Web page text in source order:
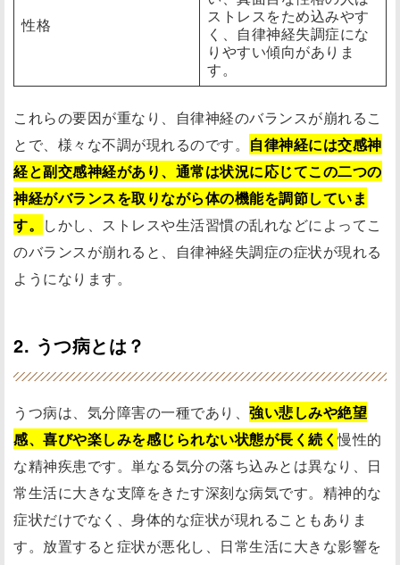
性格
ストレスをため込みやす
く、自律神経失調症にな
りやすい傾向がありま
す。
これらの要因が重なり、自律神経のバランスが崩れるこ
とで、様々な不調が現れるのです。 自律神経には交感神
経と副交感神経があり、通常は状況に応じてこの二つの
神経がバランスを取りながら体の機能を調節していま
す。 しかし、ストレスや生活習慣の乱れなどによってこ
のバランスが崩れると、自律神経失調症の症状が現れる
ようになります。
2. うつ病とは？
うつ病は、気分障害の一種であり、 強い悲しみや絶望
感、喜びや楽しみを感じられない状態が長く続く慢性的
な精神疾患です。単なる気分の落ち込みとは異なり、日
常生活に大きな支障をきたす深刻な病気です。精神的な
症状だけでなく、身体的な症状が現れることもありま
す。放置すると症状が悪化し、日常生活に大きな影響を